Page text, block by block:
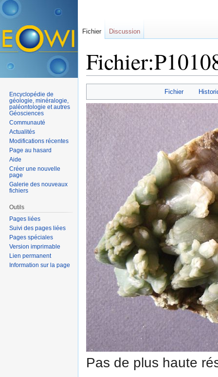
Fichier
Pas de plus haute
Fichier Discussion
Encyclopédie de
géologie, minéralogie,
paléontologie et autres
Géosciences
Communauté
Actualités
Modifications récentes
Page au hasard
Aide
Créer une nouvelle
page
Galerie des nouveaux
fichiers
Outils
Pages liées
Suivi des pages liées
Pages spéciales
Version imprimable
Lien permanent
Information sur la page